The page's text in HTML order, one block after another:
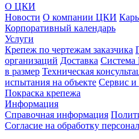
О ЦКИ
Новости О компании ЦКИ
Корпоративный календарь
Услуги
Крепеж по чертежам заказчика
организаций Доставка
в размер Техническая
испытания на объекте Сервис и
Покраска крепежа
Информация
Справочная информация
Согласие на обработку